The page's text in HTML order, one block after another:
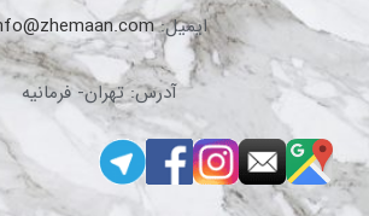
ایمیل:info@zhemaan.com
آدرس: تهران- فرمانیه